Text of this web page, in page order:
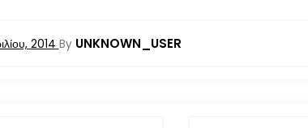
2014 By UNKNOWN_USER